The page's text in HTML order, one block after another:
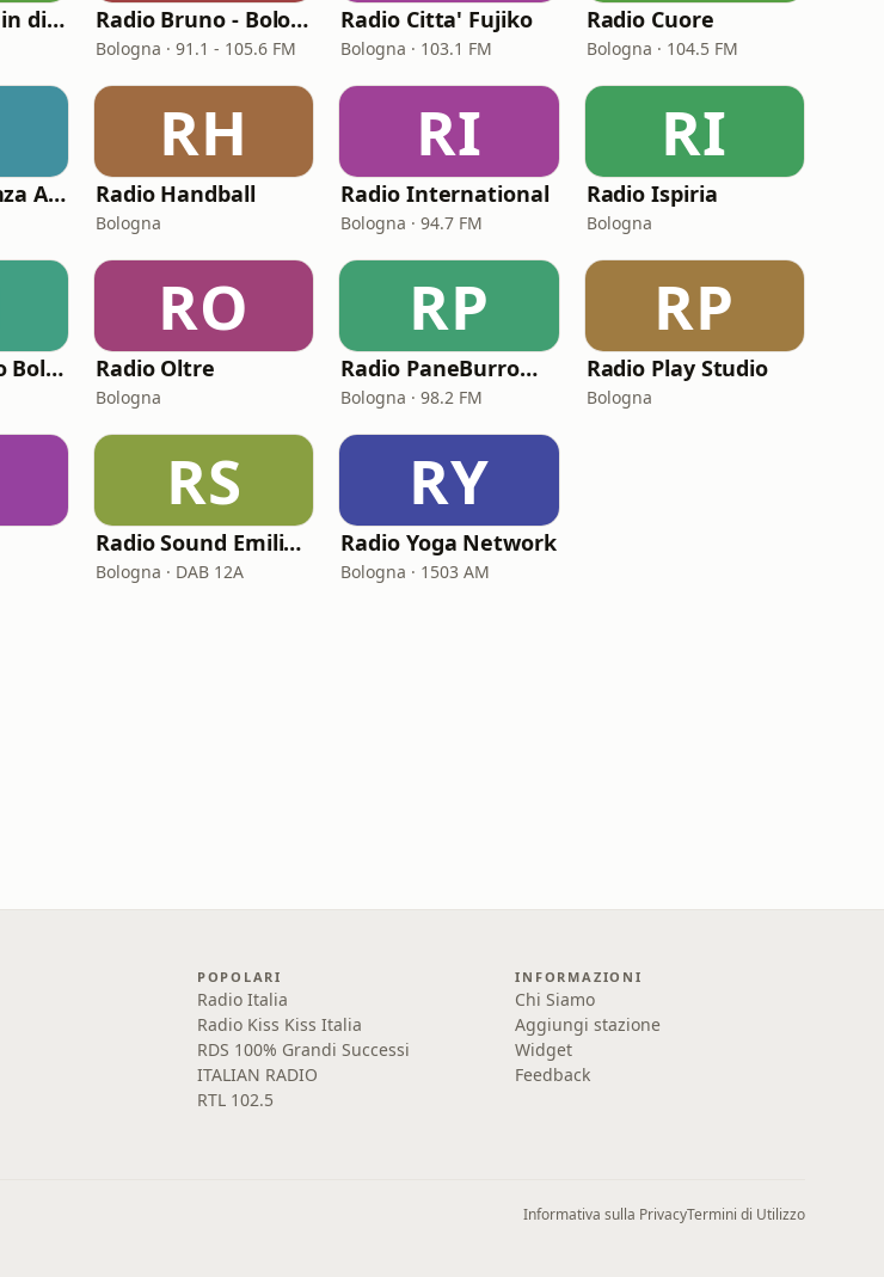
radio bologna in diretta Radio Bruno - Bologna
Bologna · 91.1 - 105.6 FM
Radio Citta' Fujiko
Bologna · 103.1 FM
Radio Cuore
Bologna · 104.5 FM
Radio Frequenza Appennino
RH
Radio Handball
Bologna
RI
Radio International
Bologna · 94.7 FM
RI
Radio Ispiria
Bologna
Radio Nettuno Bologna Uno
RO
Radio Oltre
Bologna
RP
Radio PaneBurroMarmellata
Bologna · 98.2 FM
RP
Radio Play Studio
Bologna
RS
Radio Sound Emilia Romagna
Bologna · DAB 12A
RY
Radio Yoga Network
Bologna · 1503 AM
POPOLARI
Radio Italia
Radio Kiss Kiss Italia
RDS 100% Grandi Successi
ITALIAN RADIO
RTL 102.5
INFORMAZIONI
Chi Siamo
Aggiungi stazione
Widget
Feedback
Informativa sulla PrivacyTermini di Utilizzo